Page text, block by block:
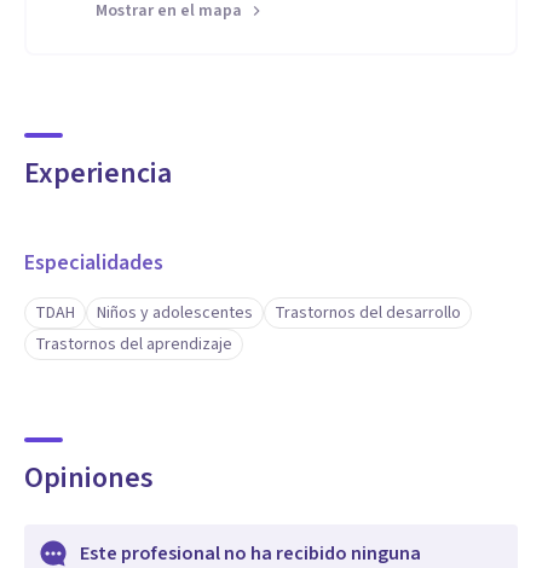
Mostrar en el mapa
Experiencia
Especialidades
TDAH Niños y adolescentes
Trastornos del desarrollo
Trastornos del aprendizaje
Opiniones
Este profesional no ha recibido ninguna